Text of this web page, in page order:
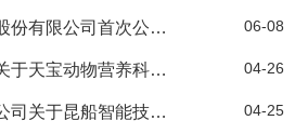
关于昆明理工恒达科技股份有限公司首次公开发行股票辅导工作总结报告 06-08
国信证券股份有限公司关于天宝动物营养科技股份有限公司首次公开发行股票终止辅导工作报告 04-26
中信建投证券股份有限公司关于昆船智能技术股份有限公司首次公开发行股票并上市辅导工作总结报告 04-25